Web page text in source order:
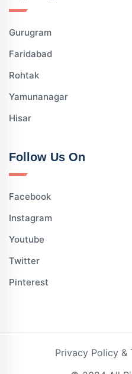
Gurugram
Faridabad
Rohtak
Yamunanagar
Hisar
Follow Us On
Facebook
Instagram
Youtube
Twitter
Pinterest
Privacy Policy &